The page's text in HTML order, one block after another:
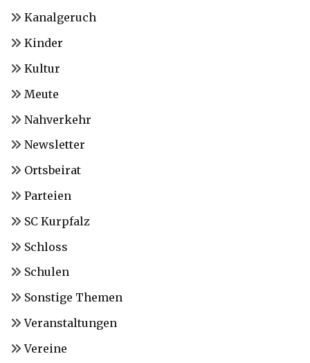
Kanalgeruch
Kinder
Kultur
Meute
Nahverkehr
Newsletter
Ortsbeirat
Parteien
SC Kurpfalz
Schloss
Schulen
Sonstige Themen
Veranstaltungen
Vereine